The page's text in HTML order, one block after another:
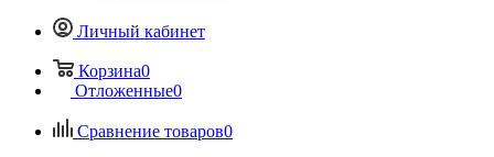
Личный кабинет
Корзина0
Отложенные0
Сравнение товаров0